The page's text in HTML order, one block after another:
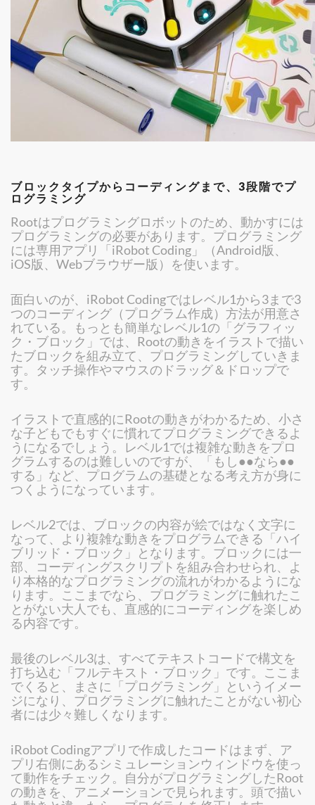
ブロックタイプからコーディングまで、3段階でプ
ログラミング
Rootはプログラミングロボットのため、動かすには
プログラミングの必要があります。プログラミング
には専用アプリ「iRobot Coding」（Android版、
iOS版、Webブラウザー版）を使います。
面白いのが、iRobot Codingではレベル1から3まで3
つのコーディング（プログラム作成）方法が用意さ
れている。もっとも簡単なレベル1の「グラフィッ
ク・ブロック」では、Rootの動きをイラストで描い
たブロックを組み立て、プログラミングしていきま
す。タッチ操作やマウスのドラッグ＆ドロップで
す。
イラストで直感的にRootの動きがわかるため、小さ
な子どもでもすぐに慣れてプログラミングできるよ
うになるでしょう。レベル1では複雑な動きをプロ
グラムするのは難しいのですが、「もし●●なら●●
する」など、プログラムの基礎となる考え方が身に
つくようになっています。
レベル2では、ブロックの内容が絵ではなく文字に
なって、より複雑な動きをプログラムできる「ハイ
ブリッド・ブロック」となります。ブロックには一
部、コーディングスクリプトを組み合わせられ、よ
り本格的なプログラミングの流れがわかるようにな
ります。ここまでなら、プログラミングに触れたこ
とがない大人でも、直感的にコーディングを楽しめ
る内容です。
最後のレベル3は、すべてテキストコードで構文を
打ち込む「フルテキスト・ブロック」です。ここま
でくると、まさに「プログラミング」というイメー
ジになり、プログラミングに触れたことがない初心
者には少々難しくなります。
iRobot Codingアプリで作成したコードはまず、ア
プリ右側にあるシミュレーションウィンドウを使っ
て動作をチェック。自分がプログラミングしたRoot
の動きを、アニメーションで見られます。頭で描い